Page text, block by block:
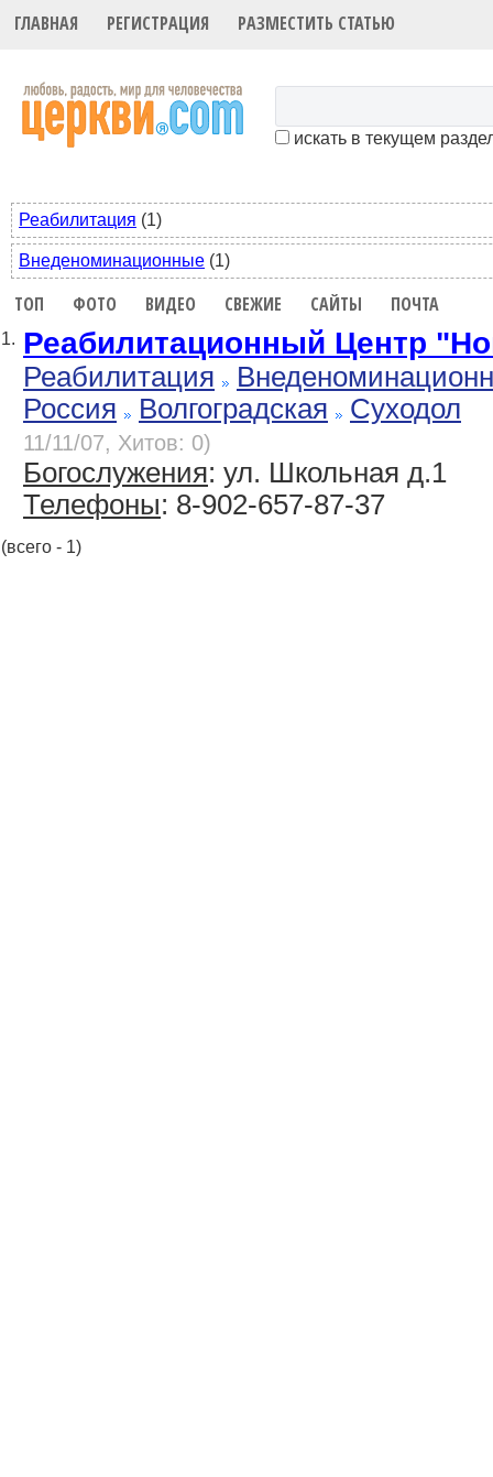
ГЛАВНАЯ РЕГИСТРАЦИЯ РАЗМЕСТИТЬ СТАТЬЮ
искать в текущем
Реабилитация (1)
Внеденоминационные (1)
ТОП ФОТО ВИДЕО СВЕЖИЕ САЙТЫ ПОЧТА
1. Реабилитационный Центр
Реабилитация
Россия
Волгоградская Суходол
11/11/07, Хитов: 0)
Богослужения: ул. Школьная д.1
Телефоны: 8-902-657-87-37
(всего - 1)